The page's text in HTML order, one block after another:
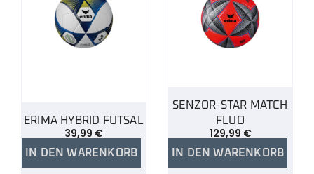
ERIMA HYBRID FUTSAL
39,99 €
IN DEN WARENKORB
SENZOR-STAR MATCH
FLUO
129,99 €
IN DEN WARENKORB